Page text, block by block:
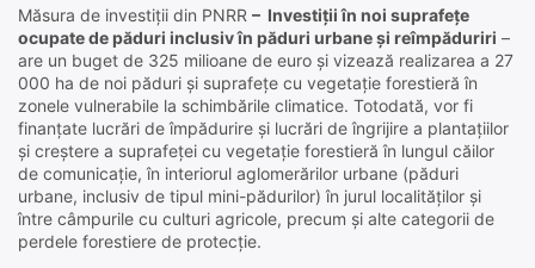
Măsura de investiții din PNRR – Investiții în noi suprafețe
ocupate de păduri inclusiv în păduri urbane și reîmpăduriri –
are un buget de 325 milioane de euro și vizează realizarea a 27
000 ha de noi păduri și suprafețe cu vegetație forestieră în
zonele vulnerabile la schimbările climatice. Totodată, vor fi
finanțate lucrări de împădurire și lucrări de îngrijire a plantațiilor
și creștere a suprafeței cu vegetație forestieră în lungul căilor
de comunicație, în interiorul aglomerărilor urbane (păduri
urbane, inclusiv de tipul mini-pădurilor) în jurul localităților și
între câmpurile cu culturi agricole, precum și alte categorii de
perdele forestiere de protecție.